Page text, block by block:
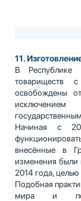
11.
В Республике
товариществ
освобождены
Начиная с
внесённые в
изменения
2014 года,
Подобная
мира и